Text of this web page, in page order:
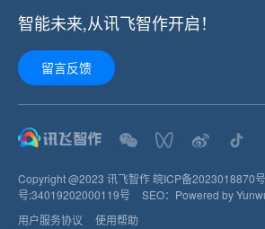
智能未来,从讯飞智作开启！
留言反馈
Copyright @2023 讯飞智作 皖ICP备2023018870
号:34019202000119号 SEO： Powered by
用户服务协议
使用帮助